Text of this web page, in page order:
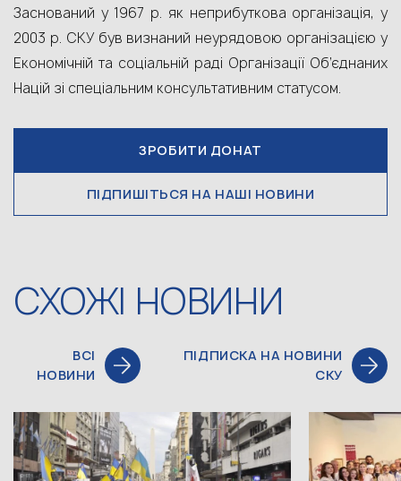
Заснований у 1967 р. як неприбуткова організація, у
2003 р. СКУ був визнаний неурядовою організацією у
Економічній та соціальній раді Організації Об’єднаних
Націй зі спеціальним консультативним статусом.
ЗРОБИТИ ДОНАТ
ПІДПИШІТЬСЯ НА НАШІ НОВИНИ
СХОЖІ НОВИНИ
ВСІ
НОВИНИ
ПІДПИСКА НА НОВИНИ
СКУ